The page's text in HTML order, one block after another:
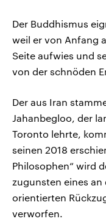
Der Buddhismus
weil er von Anfang
Seite aufwies und
von der schnöden
Der aus Iran
Jahanbegloo, der
Toronto lehrte,
seinen 2018
Philosophen“ wird
zugunsten eines an
orientierten
verworfen.